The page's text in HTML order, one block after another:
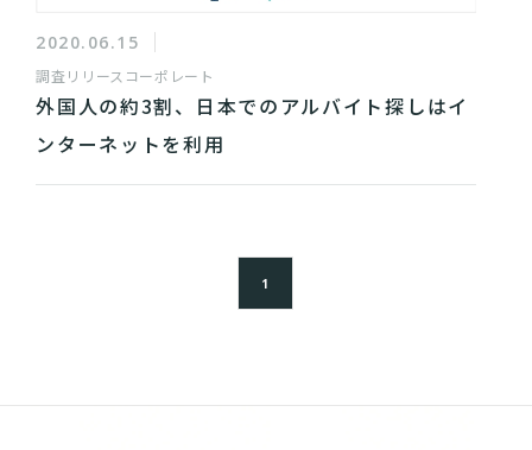
2020.06.15
調査リリース コーポレート
外国人の約3割、日本でのアルバイト探しはイ
ンターネットを利用
1